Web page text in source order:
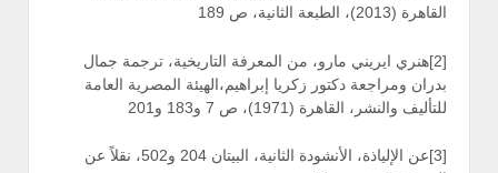
القاهرة (2013)، الطبعة الثانية، ص 189
[2]هنري ايريني مارو، من المعرفة التاريخية، ترجمة جمال
بدران ومراجعة دكتور زكريا إبراهيم،الهيئة المصرية العامة
للتأليف والنشر، القاهرة (1971)، ص 7 و183 و201
[3]عن الإلياذة، الأنشودة الثانية، البيتان 204 و502، نقلاً عن